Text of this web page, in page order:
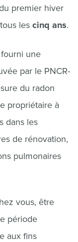
premier hiver
les cinq ans.
une
par le PNCR-
du radon
propriétaire à
dans les
de rénovation,
pulmonaires
vous, être
période
aux fins